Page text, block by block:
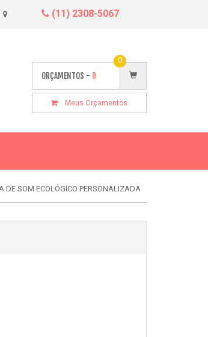
(11) 2308-5067
ORÇAMENTOS - 0
0
Meus Orçamentos
DE SOM ECOLÓGICO PERSONALIZADA